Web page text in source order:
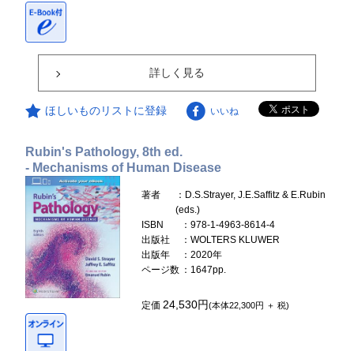
詳しく見る
ほしいものリストに登録 いいね
Rubin's Pathology, 8th ed.
- Mechanisms of Human Disease
著者
：D.S.Strayer, J.E.Saffitz & E.Rubin
(eds.)
ISBN
：978-1-4963-8614-4
出版社
：WOLTERS KLUWER
出版年
：2020年
ページ数 ：1647pp.
定価24,530円(本体22,300円 ＋ 税)